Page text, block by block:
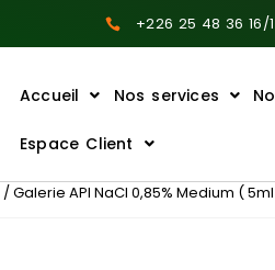
+226 25 48 36 16/
Accueil Nos services
Espace Client
/ Galerie API NaCl 0,85% Medium (